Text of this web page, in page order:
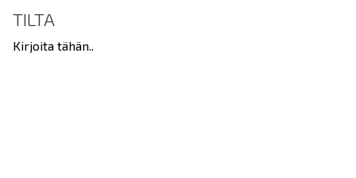
TILTA
Kirjoita tähän..